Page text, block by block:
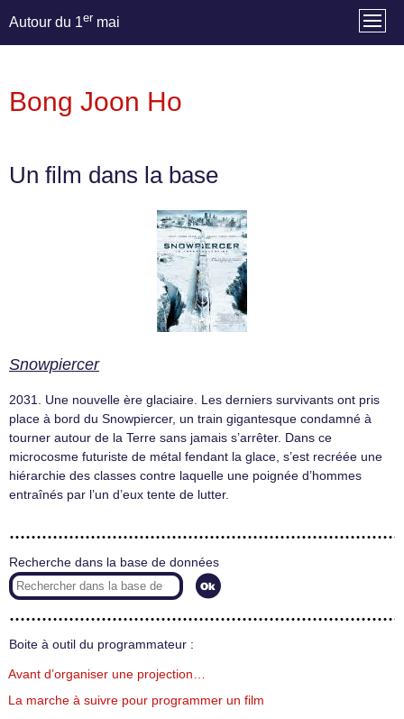
Autour du 1er mai
Bong Joon Ho
Un film dans la base
Snowpiercer
2031. Une nouvelle ère glaciaire. Les derniers survivants ont pris
place à bord du Snowpiercer, un train gigantesque condamné à
tourner autour de la Terre sans jamais s’arrêter. Dans ce
microcosme futuriste de métal fendant la glace, s’est recréée une
hiérarchie des classes contre laquelle une poignée d’hommes
entraînés par l’un d’eux tente de lutter.
Recherche dans la base de données
Boite à outil du programmateur :
Avant d’organiser une projection…
La marche à suivre pour programmer un film